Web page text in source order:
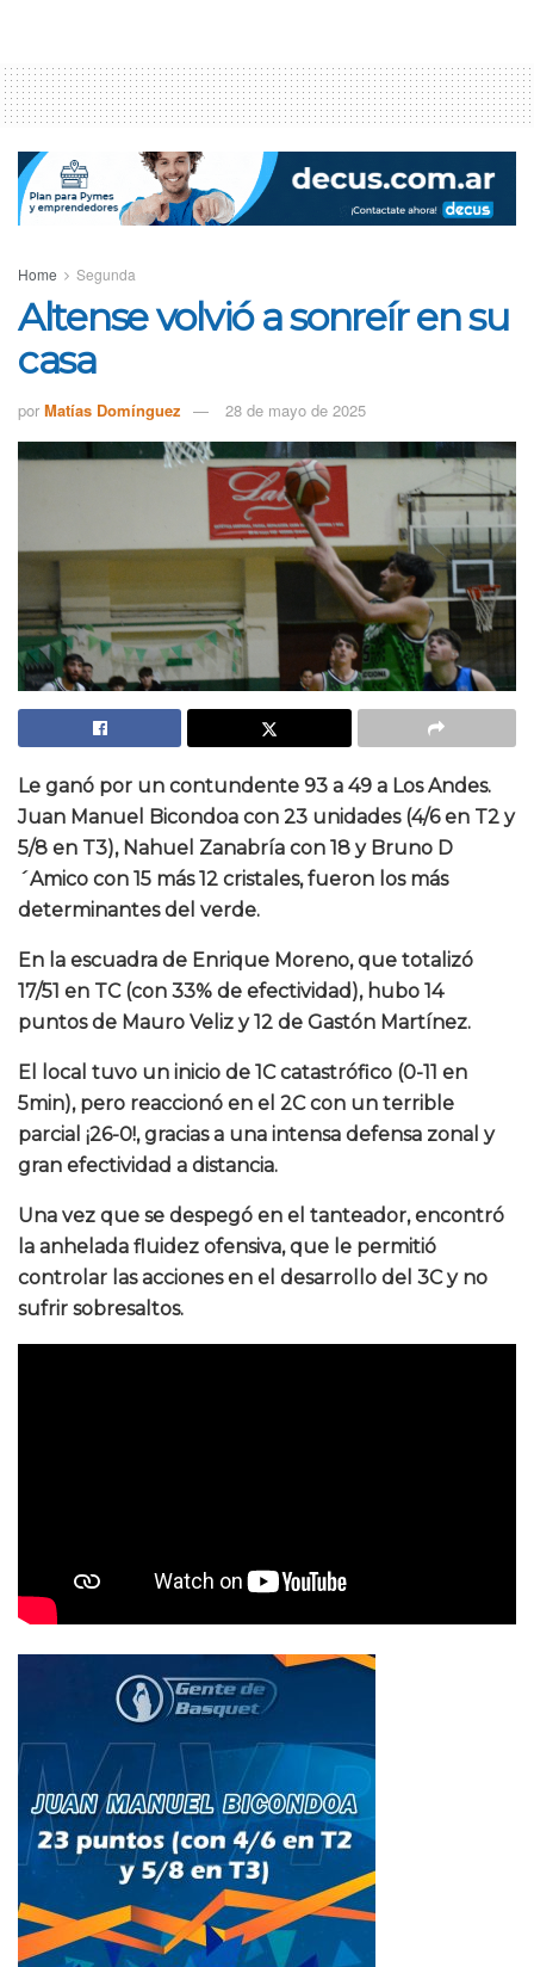
Home Segunda
Altense volvió a sonreír en su
casa
por Matías Domínguez 28 de mayo de 2025
Le ganó por un contundente 93 a 49 a Los Andes.
Juan Manuel Bicondoa con 23 unidades (4/6 en T2 y
5/8 en T3), Nahuel Zanabría con 18 y Bruno D
´Amico con 15 más 12 cristales, fueron los más
determinantes del verde.
En la escuadra de Enrique Moreno, que totalizó
17/51 en TC (con 33% de efectividad), hubo 14
puntos de Mauro Veliz y 12 de Gastón Martínez.
El local tuvo un inicio de 1C catastrófico (0-11 en
5min), pero reaccionó en el 2C con un terrible
parcial ¡26-0!, gracias a una intensa defensa zonal y
gran efectividad a distancia.
Una vez que se despegó en el tanteador, encontró
la anhelada fluidez ofensiva, que le permitió
controlar las acciones en el desarrollo del 3C y no
sufrir sobresaltos.